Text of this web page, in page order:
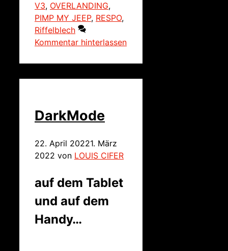
V3, OVERLANDING,
PIMP MY JEEP, RESPO,
Riffelblech
Kommentar hinterlassen
DarkMode
22. April 20221. März
2022 von LOUIS CIFER
auf dem Tablet
und auf dem
Handy…